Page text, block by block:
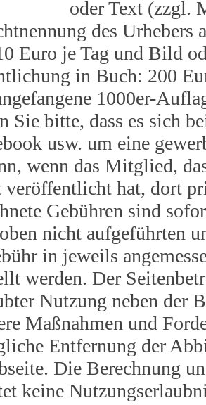
oder Text (zzgl.
des Urhebers
Euro je Tag und Bild
in Buch: 200
1000er-
Sie bitte, dass es sich
usw. um eine
wenn das Mitglied,
veröffentlicht hat, dort
Gebühren sind
nicht aufgeführten
in jeweils
werden. Der
Nutzung neben der
Maßnahmen und
Entfernung der
Die Berechnung
keine